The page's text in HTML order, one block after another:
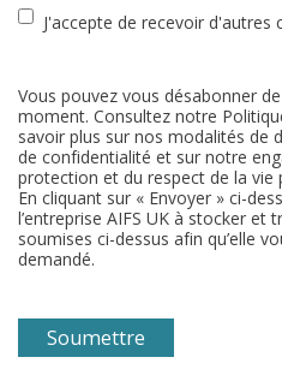
J'accepte de recevoir d'autres
Vous pouvez vous désabonner
moment. Consultez notre
savoir plus sur nos modalités de
de confidentialité et sur notre
protection et du respect de la vie
En cliquant sur « Envoyer » ci-
l’entreprise AIFS UK à stocker et
soumises ci-dessus afin qu’elle
demandé.